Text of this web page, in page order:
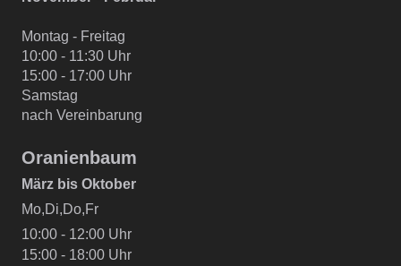
Montag - Freitag
10:00 - 11:30 Uhr
15:00 - 17:00 Uhr
Samstag
nach Vereinbarung
Oranienbaum
März bis Oktober
Mo,Di,Do,Fr
10:00 - 12:00 Uhr
15:00 - 18:00 Uhr